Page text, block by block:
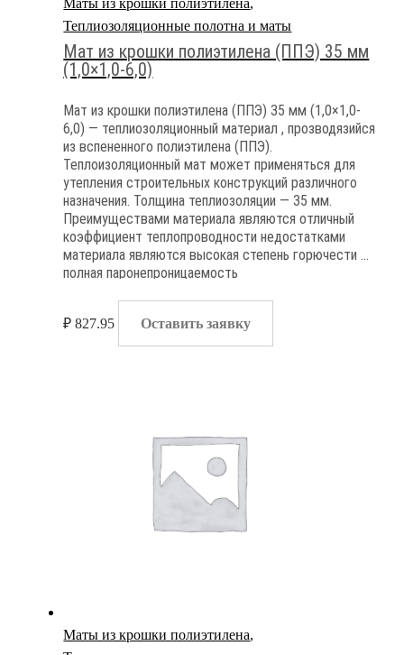
Маты из крошки полиэтилена,
Теплиозоляционные полотна и маты
Мат из крошки полиэтилена (ППЭ) 35 мм
(1,0×1,0-6,0)
Мат из крошки полиэтилена (ППЭ) 35 мм (1,0×1,0-
6,0) — теплиозоляционный материал , прозводязийся
из вспененного полиэтилена (ППЭ).
Теплоизоляционный мат может применяться для
утепления строительных конструкций различного
назначения. Толщина теплиозоляции — 35 мм.
Преимуществами материала являются отличный
коэффициент теплопроводности недостатками
материала являются высокая степень горючести и
полная паронепроницаемость
₽ 827.95 Оставить заявку
Маты из крошки полиэтилена,